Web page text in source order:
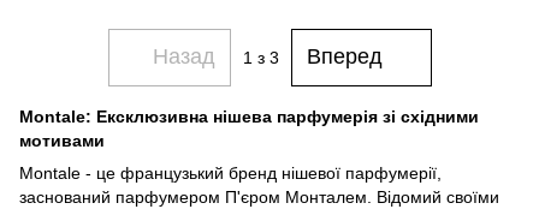
Назад 1 з 3 Вперед
Montale: Ексклюзивна нішева парфумерія зі східними
мотивами
Montale - це французький бренд нішевої парфумерії,
заснований парфумером П'єром Монталем. Відомий своїми